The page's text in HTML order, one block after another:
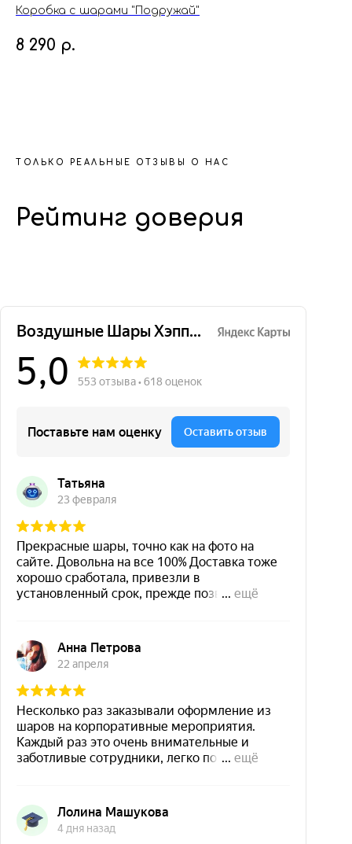
Коробка с шарами "Подружай"
8 290 р.
ТОЛЬКО РЕАЛЬНЫЕ ОТЗЫВЫ О НАС
Рейтинг доверия